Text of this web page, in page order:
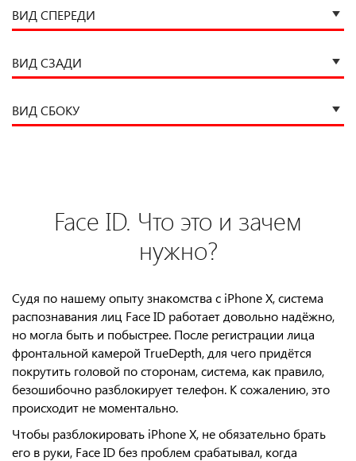
ВИД СПЕРЕДИ
ВИД СЗАДИ
ВИД СБОКУ
Face ID. Что это и зачем
нужно?
Судя по нашему опыту знакомства с iPhone X, система
распознавания лиц Face ID работает довольно надёжно,
но могла быть и побыстрее. После регистрации лица
фронтальной камерой TrueDepth, для чего придётся
покрутить головой по сторонам, система, как правило,
безошибочно разблокирует телефон. К сожалению, это
происходит не моментально.
Чтобы разблокировать iPhone X, не обязательно брать
его в руки, Face ID без проблем срабатывал, когда